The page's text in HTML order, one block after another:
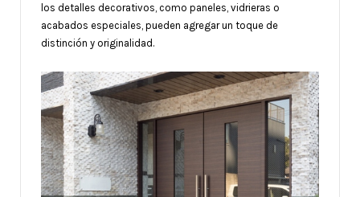
los detalles decorativos, como paneles, vidrieras o
acabados especiales, pueden agregar un toque de
distinción y originalidad.